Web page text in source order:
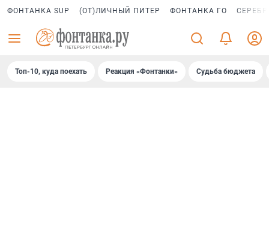
ФОНТАНКА SUP (ОТ)ЛИЧНЫЙ ПИТЕР ФОНТАНКА ГО
Топ-10, куда поехать Реакция «Фонтанки» Судьба бюджета